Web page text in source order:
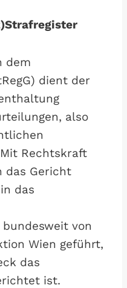
dem
dient der
also
Rechtskraft
das Gericht
das
von
Wien geführt,
das
ist.